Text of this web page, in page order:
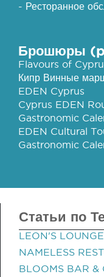
- Ресторанное
Брошюры
Flavours of
Кипр Винные
EDEN Cyprus
Cyprus EDEN
Gastronomic
EDEN Cultural
Gastronomic
Статьи по
LEON'S
NAMELESS
BLOOMS BAR &